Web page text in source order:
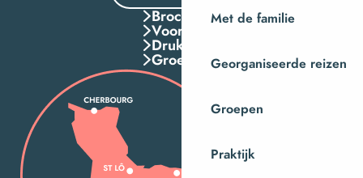
Met de familie
Georganiseerde reizen
Groepen
Praktijk
Brochures
Voordelen
Druk Op
Groepen